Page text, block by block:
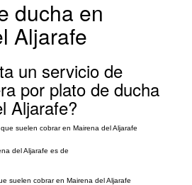
ducha en
Aljarafe
un servicio de
por plato de ducha
Aljarafe?
que suelen cobrar en Mairena del Aljarafe
del Aljarafe es de
suelen cobrar en Mairena del Aljarafe